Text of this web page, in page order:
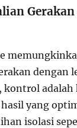
dengan
kontrol
yang
isolasi